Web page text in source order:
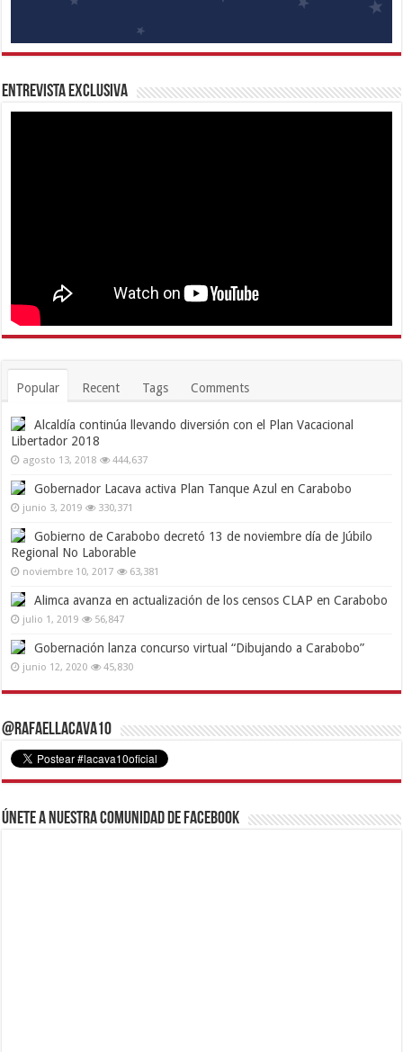
Entrevista Exclusiva
Popular Recent Tags Comments
Alcaldía continúa llevando diversión con el Plan Vacacional
Libertador 2018
agosto 13, 2018 444,637
Gobernador Lacava activa Plan Tanque Azul en Carabobo
junio 3, 2019 330,371
Gobierno de Carabobo decretó 13 de noviembre día de Júbilo
Regional No Laborable
noviembre 10, 2017 63,381
Alimca avanza en actualización de los censos CLAP en Carabobo
julio 1, 2019 56,847
Gobernación lanza concurso virtual “Dibujando a Carabobo”
junio 12, 2020 45,830
@RafaelLacava10
Únete a nuestra comunidad de Facebook